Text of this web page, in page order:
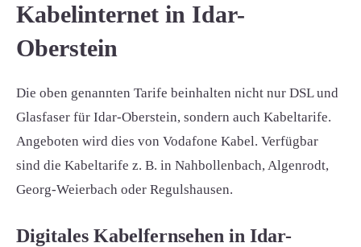
Kabelinternet in Idar-
Oberstein
Die oben genannten Tarife beinhalten nicht nur DSL und
Glasfaser für Idar-Oberstein, sondern auch Kabeltarife.
Angeboten wird dies von Vodafone Kabel. Verfügbar
sind die Kabeltarife z. B. in Nahbollenbach, Algenrodt,
Georg-Weierbach oder Regulshausen.
Digitales Kabelfernsehen in Idar-